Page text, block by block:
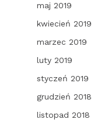
maj 2019
kwiecień 2019
marzec 2019
luty 2019
styczeń 2019
grudzień 2018
listopad 2018